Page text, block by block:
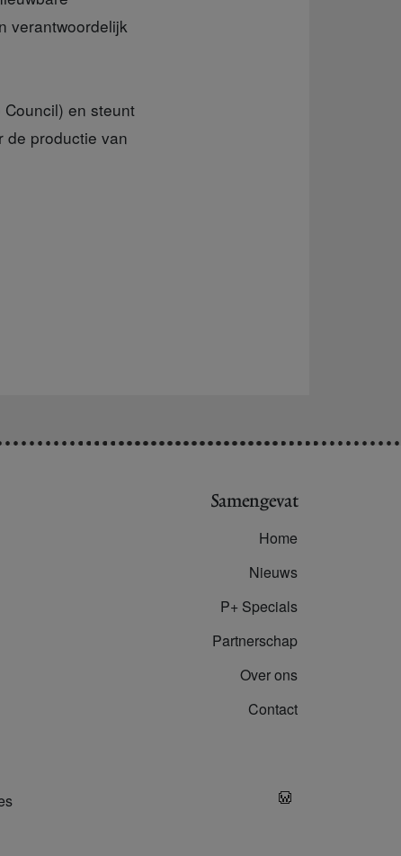
verantwoordelijk
en steunt
de productie van
Samengevat
Home
Nieuws
P+ Specials
Partnerschap
Over ons
Contact